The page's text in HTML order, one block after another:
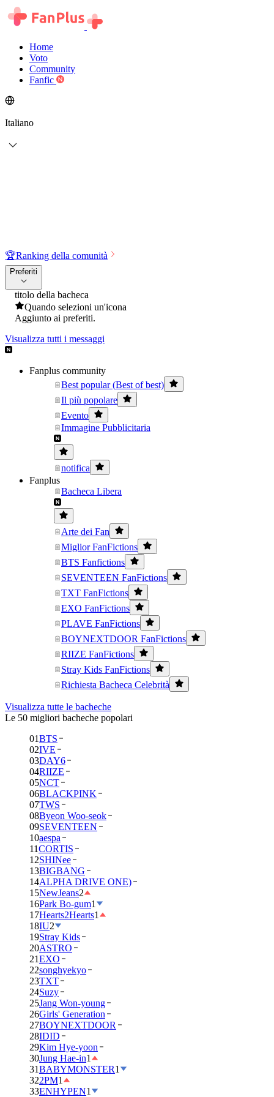
Home
Voto
Community
Fanfic
Italiano
🏆Ranking della comunità
Preferiti
titolo della bacheca
Quando selezioni un'icona
Aggiunto ai preferiti.
Visualizza tutti i messaggi
Fanplus community
Best popular (Best of best)
Il più popolare
Evento
Immagine Pubblicitaria
notifica
Fanplus
Bacheca Libera
Arte dei Fan
Miglior FanFictions
BTS Fanfictions
SEVENTEEN FanFictions
TXT FanFictions
EXO FanFictions
PLAVE FanFictions
BOYNEXTDOOR FanFictions
RIIZE FanFictions
Stray Kids FanFictions
Richiesta Bacheca Celebrità
Visualizza tutte le bacheche
Le 50 migliori bacheche popolari
01BTS
02IVE
03DAY6
04RIIZE
05NCT
06BLACKPINK
07TWS
08Byeon Woo-seok
09SEVENTEEN
10aespa
11CORTIS
12SHINee
13BIGBANG
14ALPHA DRIVE ONE)
15NewJeans2
16Park Bo-gum1
17Hearts2Hearts1
18IU2
19Stray Kids
20ASTRO
21EXO
22songhyekyo
23TXT
24Suzy
25Jang Won-young
26Girls' Generation
27BOYNEXTDOOR
28IDID
29Kim Hye-yoon
30Jung Hae-in1
31BABYMONSTER1
322PM1
33ENHYPEN1